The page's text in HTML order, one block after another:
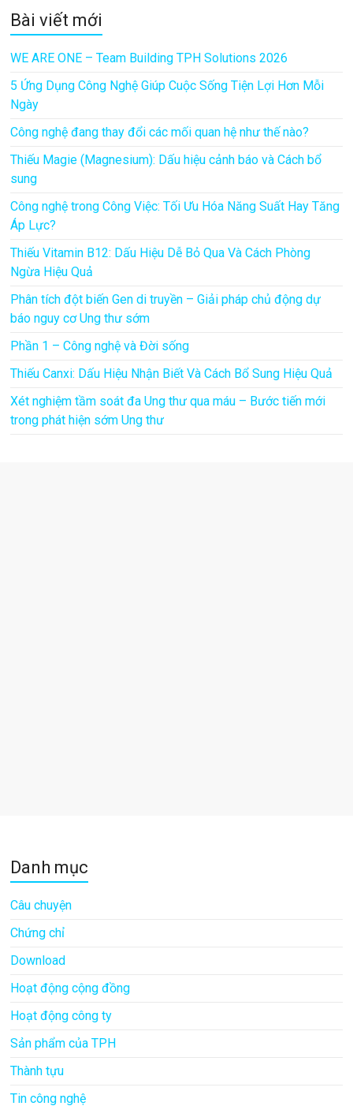
Bài viết mới
WE ARE ONE – Team Building TPH Solutions 2026
5 Ứng Dụng Công Nghệ Giúp Cuộc Sống Tiện Lợi Hơn Mỗi
Ngày
Công nghệ đang thay đổi các mối quan hệ như thế nào?
Thiếu Magie (Magnesium): Dấu hiệu cảnh báo và Cách bổ
sung
Công nghệ trong Công Việc: Tối Ưu Hóa Năng Suất Hay Tăng
Áp Lực?
Thiếu Vitamin B12: Dấu Hiệu Dễ Bỏ Qua Và Cách Phòng
Ngừa Hiệu Quả
Phân tích đột biến Gen di truyền – Giải pháp chủ động dự
báo nguy cơ Ung thư sớm
Phần 1 – Công nghệ và Đời sống
Thiếu Canxi: Dấu Hiệu Nhận Biết Và Cách Bổ Sung Hiệu Quả
Xét nghiệm tầm soát đa Ung thư qua máu – Bước tiến mới
trong phát hiện sớm Ung thư
Danh mục
Câu chuyện
Chứng chỉ
Download
Hoạt động cộng đồng
Hoạt động công ty
Sản phẩm của TPH
Thành tựu
Tin công nghệ